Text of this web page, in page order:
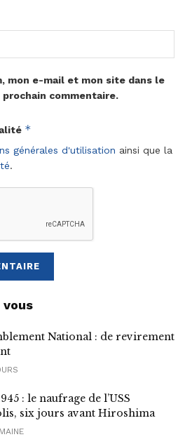
mon e-mail et mon site dans le
commentaire.
*
générales d'utilisation ainsi que la
.
vous
National : de revirement
: le naufrage de l’USS
six jours avant Hiroshima